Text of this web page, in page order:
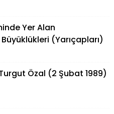
Yer Alan
(Yarıçapları)
Özal (2 Şubat 1989)